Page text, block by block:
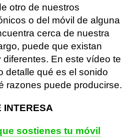
otro de nuestros
o del móvil de alguna
cerca de nuestra
puede que existan
En este vídeo te
detalle qué es el sonido
razones puede producirse.
INTERESA
sostienes tu móvil